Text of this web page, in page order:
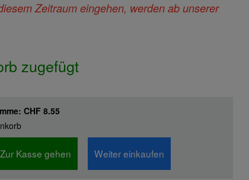
Zeitraum eingehen, werden ab unserer
zugefügt
CHF 8.55
Zur Kasse gehen Weiter einkaufen